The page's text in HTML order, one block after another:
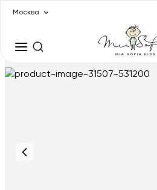
Москва